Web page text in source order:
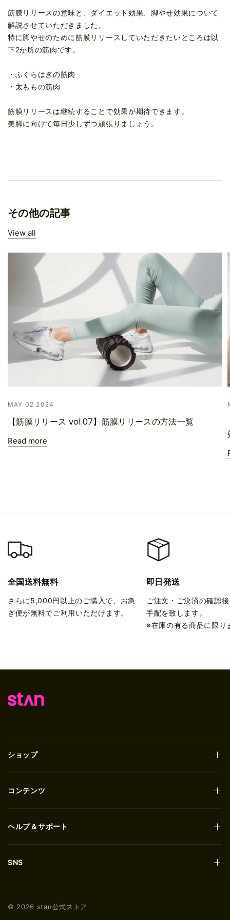
筋膜リリースの意味と、ダイエット効果、脚やせ効果について
解説させていただきました。
特に脚やせのために筋膜リリースしていただきたいところは以
下2か所の筋肉です。
・ふくらはぎの筋肉
・太ももの筋肉
筋膜リリースは継続することで効果が期待できます。
美脚に向けて毎日少しずつ頑張りましょう。
その他の記事
View all
MAY 02 2024
【筋膜リリース vol.07】筋膜リリースの方法一覧
Read more
全国送料無料
さらに5,000円以上のご購入で、お急
ぎ便が無料でご利用いただけます。
即日発送
ご注文・ご決済の確認
手配を致します。
※在庫の有る商品に限り
ショップ
コンテンツ
ヘルプ＆サポート
SNS
© 2026 stan公式ストア